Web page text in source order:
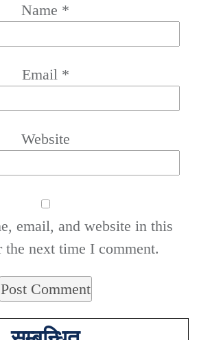
Name *
Email *
Website
email, and website in this
the next time I comment.